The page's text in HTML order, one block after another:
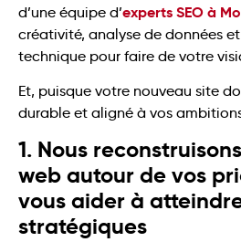
d’une équipe d’experts SEO à
créativité, analyse de données
technique pour faire de votre
Et, puisque votre nouveau site
durable et aligné à vos
1. Nous
web autour de vos
vous aider à
stratégiques